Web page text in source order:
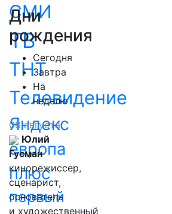
СМИ
ТВ
ТНТ
Телевидение
Яндекс
европа
плюс
первый
Дни
рождения
Сегодня
Завтра
На
неделю
08 августа
Юлий
Гусман
кинорежиссер,
сценарист,
основатель
и художественный